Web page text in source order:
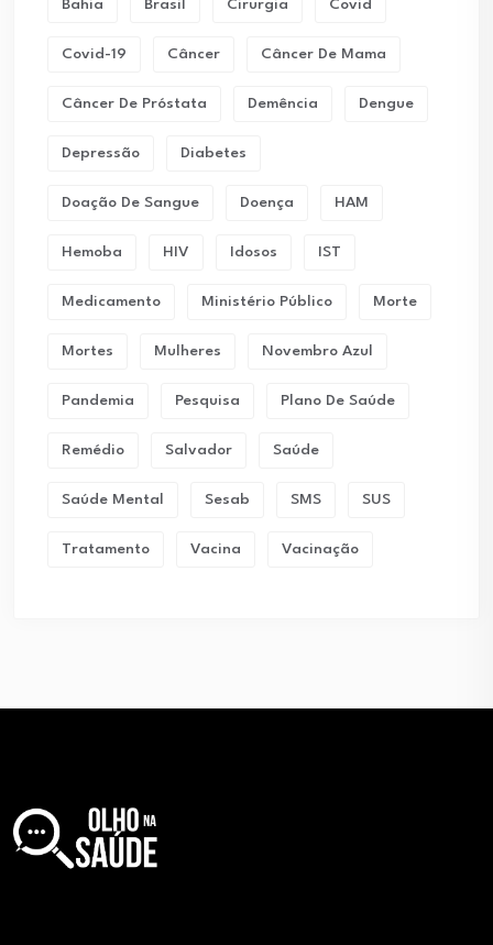
Bahia Brasil Cirurgia Covid
Covid-19 Câncer Câncer De Mama
Câncer De Próstata Demência Dengue
Depressão Diabetes
Doação De Sangue Doença HAM
Hemoba HIV Idosos IST
Medicamento Ministério Público Morte
Mortes Mulheres Novembro Azul
Pandemia Pesquisa Plano De Saúde
Remédio Salvador Saúde
Saúde Mental Sesab SMS SUS
Tratamento Vacina Vacinação